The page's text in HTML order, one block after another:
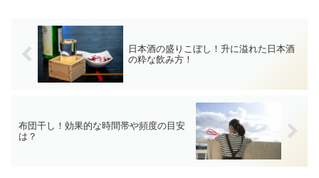
日本酒の盛りこぼし！升に溢れた日本酒
の粋な飲み方！
布団干し！効果的な時間帯や頻度の目安
は？